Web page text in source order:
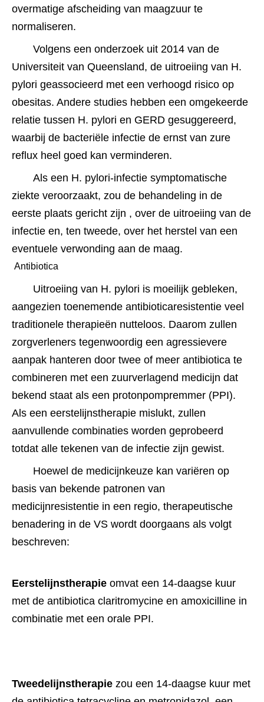
overmatige afscheiding van maagzuur te
normaliseren.
Volgens een onderzoek uit 2014 van de
Universiteit van Queensland, de uitroeiing van H.
pylori geassocieerd met een verhoogd risico op
obesitas. Andere studies hebben een omgekeerde
relatie tussen H. pylori en GERD gesuggereerd,
waarbij de bacteriële infectie de ernst van zure
reflux heel goed kan verminderen.﻿﻿
Als een H. pylori-infectie symptomatische
ziekte veroorzaakt, zou de behandeling in de
eerste plaats gericht zijn , over de uitroeiing van de
infectie en, ten tweede, over het herstel van een
eventuele verwonding aan de maag.
Antibiotica
Uitroeiing van H. pylori is moeilijk gebleken,
aangezien toenemende antibioticaresistentie veel
traditionele therapieën nutteloos. Daarom zullen
zorgverleners tegenwoordig een agressievere
aanpak hanteren door twee of meer antibiotica te
combineren met een zuurverlagend medicijn dat
bekend staat als een protonpompremmer (PPI).
Als een eerstelijnstherapie mislukt, zullen
aanvullende combinaties worden geprobeerd
totdat alle tekenen van de infectie zijn gewist.
Hoewel de medicijnkeuze kan variëren op
basis van bekende patronen van
medicijnresistentie in een regio, therapeutische
benadering in de VS wordt doorgaans als volgt
beschreven:
Eerstelijnstherapie omvat een 14-daagse kuur
met de antibiotica claritromycine en amoxicilline in
combinatie met een orale PPI.
Tweedelijnstherapie zou een 14-daagse kuur met